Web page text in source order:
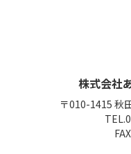
株式会社
〒010-1415 秋